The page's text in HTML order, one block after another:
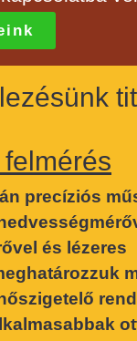
precíziós
és lézeres